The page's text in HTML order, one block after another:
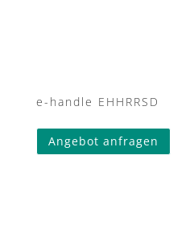
e-handle EHHRRSD
Angebot anfragen